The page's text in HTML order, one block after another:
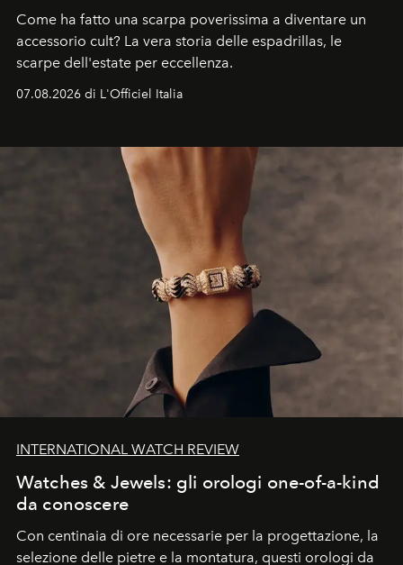
Come ha fatto una scarpa poverissima a diventare un
accessorio cult? La vera storia delle espadrillas, le
scarpe dell'estate per eccellenza.
07.08.2026 di L'Officiel Italia
INTERNATIONAL WATCH REVIEW
Watches & Jewels: gli orologi one-of-a-kind
da conoscere
Con centinaia di ore necessarie per la progettazione, la
selezione delle pietre e la montatura, questi orologi da